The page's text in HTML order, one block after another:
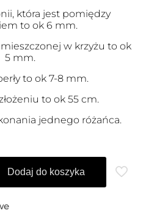
która jest pomiędzy
to ok 6 mm.
w krzyżu to ok
5 mm.
to ok 7-8 mm.
to ok 55 cm.
jednego różańca.
Dodaj do koszyka